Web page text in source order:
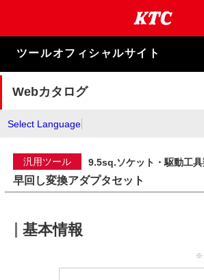
ま
キ
ツールオフィシャルサイト
Webカタログ
Select Language
汎用ツール 9.5sq.ソケット・駆動工
早回し変換アダプタセット
基本情報
※